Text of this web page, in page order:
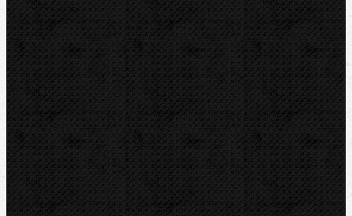
Tlakové pumpy
Čističky kanalizace
Odvápňovací systémy
Klimatizační technika